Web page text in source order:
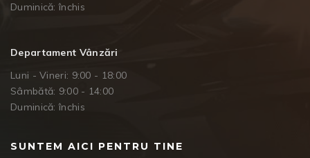
Duminică: închis
Departament Vânzări
Luni - Vineri: 9:00 - 18:00
Sâmbătă: 9:00 - 14:00
Duminică: închis
SUNTEM AICI PENTRU TINE